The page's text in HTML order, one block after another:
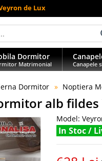
de Lux
Dormitor
Matrimonial Canapele
Dormitor Noptiera
alb fildes
Model:
In Stoc /